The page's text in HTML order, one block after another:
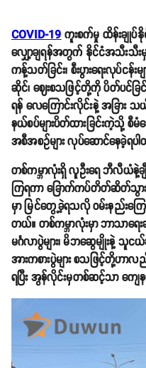
COVID-19ကူးစက်မှု ထိန်းချုပ်နို
လျှော့ချရန်အတွက် နိုင်ငံအသီးသီးမှ
ကန့်သတ်ခြင်း၊ စီးပွားရေးလုပ်ငန်းမ
ဆိုင်၊ ဈေးစသဖြင့်တို့ကို ပိတ်ပင်ခြင်
ရန် လေကြောင်းလိုင်းနဲ့ အခြား သယ်
နယ်စပ်များပိတ်ထားခြင်းကဲ့သို့
အစီအစဥ်များ လုပ်ဆောင်နေခဲ့ရပ
တစ်ကမ္ဘာလုံးရှိ လူဦးရေ ဘီလီယံနဲ့ခ
ကြရကာ ခြောက်ကပ်တိတ်ဆိတ်သွ
မှာ မြင်တွေ့ခဲ့ရသလို ဝမ်းနည်းကြေ
တယ်။ တစ်ကမ္ဘာလုံးမှာ ဘာသာရေးဆိုင်
မင်္ဂလာပွဲများ၊ မိဘဆွေမျိုးနဲ့ သူငယ်ခ
အားကစားပွဲများ စသဖြင့်တို့ဟာ
ရပြီး အွန်လိုင်းမှတစ်ဆင့်သာ ကျေ